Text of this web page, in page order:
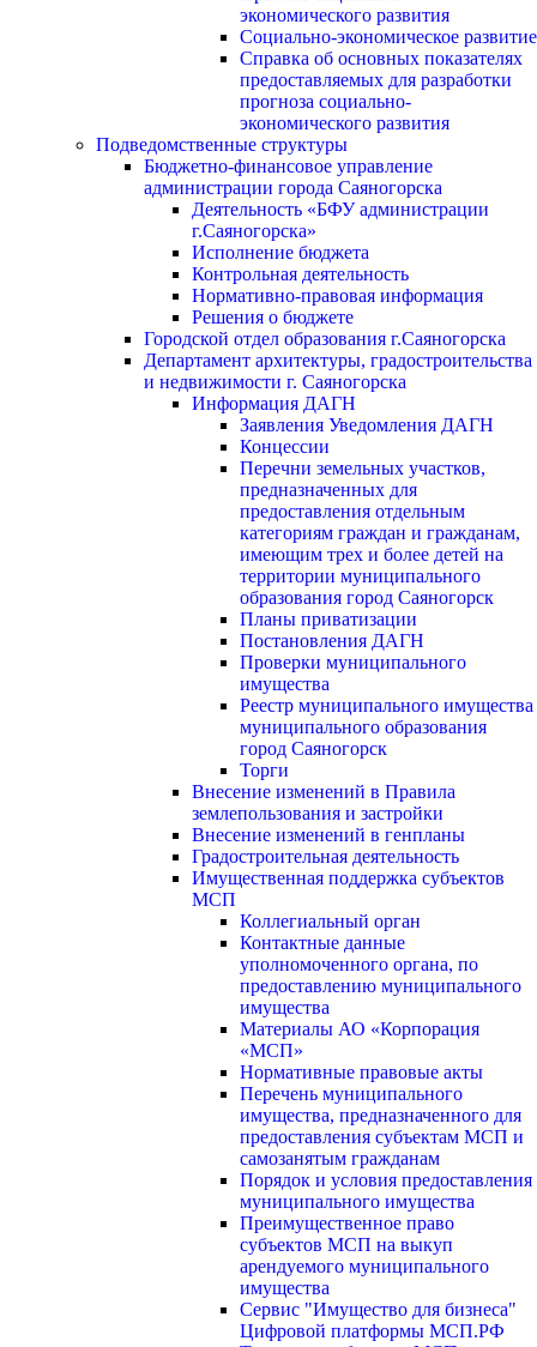
экономического развития
Социально-экономическое развитие
Справка об основных показателях
предоставляемых для разработки
прогноза социально-
экономического развития
Подведомственные структуры
Бюджетно-финансовое управление
администрации города Саяногорска
Деятельность «БФУ администрации
г.Саяногорска»
Исполнение бюджета
Контрольная деятельность
Нормативно-правовая информация
Решения о бюджете
Городской отдел образования г.Саяногорска
Департамент архитектуры, градостроительства
и недвижимости г. Саяногорска
Информация ДАГН
Заявления Уведомления ДАГН
Концессии
Перечни земельных участков,
предназначенных для
предоставления отдельным
категориям граждан и гражданам,
имеющим трех и более детей на
территории муниципального
образования город Саяногорск
Планы приватизации
Постановления ДАГН
Проверки муниципального
имущества
Реестр муниципального имущества
муниципального образования
город Саяногорск
Торги
Внесение изменений в Правила
землепользования и застройки
Внесение изменений в генпланы
Градостроительная деятельность
Имущественная поддержка субъектов
МСП
Коллегиальный орган
Контактные данные
уполномоченного органа, по
предоставлению муниципального
имущества
Материалы АО «Корпорация
«МСП»
Нормативные правовые акты
Перечень муниципального
имущества, предназначенного для
предоставления субъектам МСП и
самозанятым гражданам
Порядок и условия предоставления
муниципального имущества
Преимущественное право
субъектов МСП на выкуп
арендуемого муниципального
имущества
Сервис "Имущество для бизнеса"
Цифровой платформы МСП.РФ